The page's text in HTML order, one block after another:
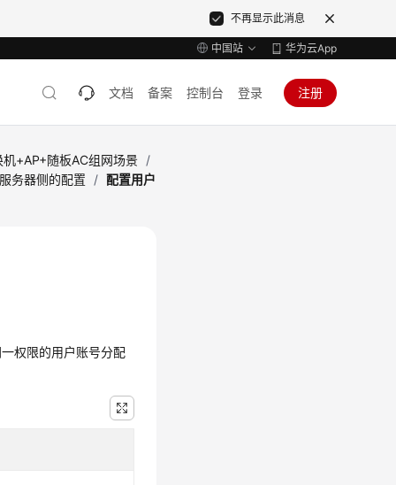
不再显示此消息
中国站 华为云App
文档 备案 控制台 登录 注册
+AP+随板AC组网场景 /
务器侧的配置
/ 配置用户
权限的用户账号分配